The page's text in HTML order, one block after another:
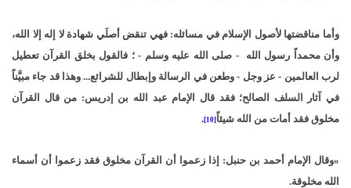
وأما مناقضتها لأصول الإسلام في مسائله: فهي تنقض أصلَي شهادة لا إله إلا الله،
وأن محمداً رسول الله - صلى الله عليه وسلم - ؛ فالقول بخلق القرآن تعطيل
لرب العالمين - عز وجل - وطعن في الرسالة وإبطال للشرائع... وهذا قد جاء مبيَّناً
في آثار السلف الصالح؛ فقد قال الإمام عبد الله بن إدريس: من قال القرآن
مخلوق فقد أمات من الله شيئاً [10]
.
«وقال الإمام أحمد بن حنبل: إذا زعموا أن القرآن مخلوق فقد زعموا أن أسماء
الله مخلوقة.